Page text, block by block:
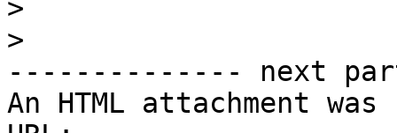
>
>
-------------- next
An HTML attachment